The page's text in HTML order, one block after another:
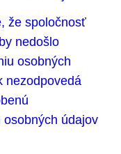
že spoločnosť
nedošlo
osobných
nezodpovedá
údajov